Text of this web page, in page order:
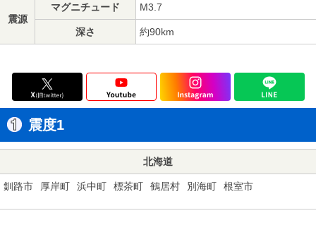
震源
マグニチュード M3.7
深さ 約90km
震度1
北海道
釧路市 厚岸町 浜中町 標茶町 鶴居村 別海町 根室市